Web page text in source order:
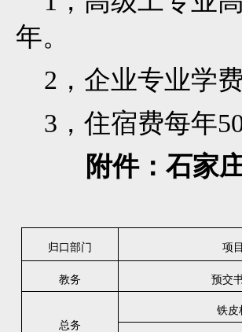
年。
2，企业专业学
3，住宿费每年
附件：石家
归口部门 项目
教务 预交
总务
铁皮